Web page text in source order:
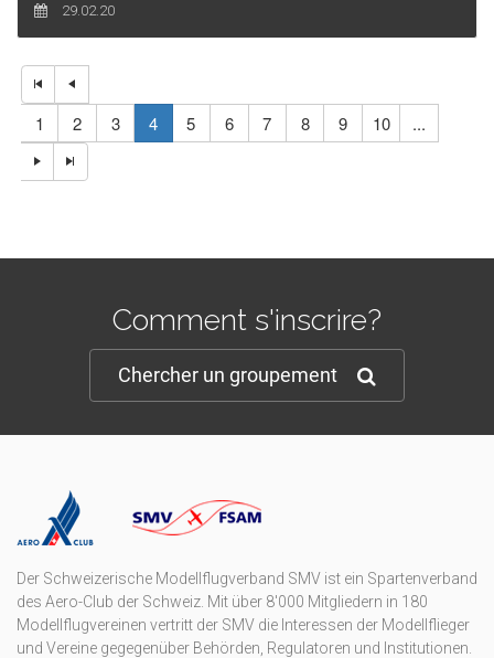
29.02.20
1 2 3 4 5 6 7 8 9 10 ...
Comment s'inscrire?
Chercher un groupement
Der Schweizerische Modellflugverband SMV ist ein Spartenverband
des Aero-Club der Schweiz. Mit über 8'000 Mitgliedern in 180
Modellflugvereinen vertritt der SMV die Interessen der Modellflieger
und Vereine gegegenüber Behörden, Regulatoren und Institutionen.